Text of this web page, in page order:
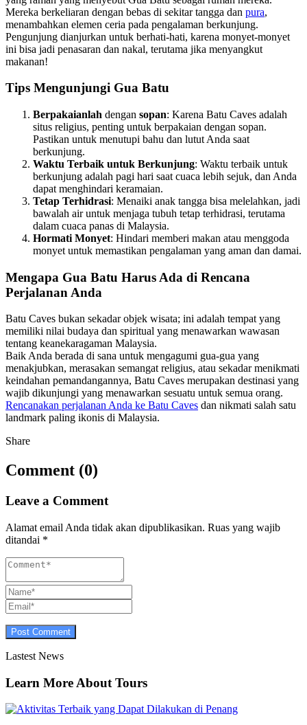
Mereka berkeliaran dengan bebas di sekitar tangga dan pura,
menambahkan elemen ceria pada pengalaman berkunjung.
Pengunjung dianjurkan untuk berhati-hati, karena monyet-monyet
ini bisa jadi penasaran dan nakal, terutama jika menyangkut
makanan!
Tips Mengunjungi Gua Batu
Berpakaianlah dengan sopan: Karena Batu Caves adalah
situs religius, penting untuk berpakaian dengan sopan.
Pastikan untuk menutupi bahu dan lutut Anda saat
berkunjung.
Waktu Terbaik untuk Berkunjung: Waktu terbaik untuk
berkunjung adalah pagi hari saat cuaca lebih sejuk, dan Anda
dapat menghindari keramaian.
Tetap Terhidrasi: Menaiki anak tangga bisa melelahkan, jadi
bawalah air untuk menjaga tubuh tetap terhidrasi, terutama
dalam cuaca panas di Malaysia.
Hormati Monyet: Hindari memberi makan atau menggoda
monyet untuk memastikan pengalaman yang aman dan damai.
Mengapa Gua Batu Harus Ada di Rencana
Perjalanan Anda
Batu Caves bukan sekadar objek wisata; ini adalah tempat yang
memiliki nilai budaya dan spiritual yang menawarkan wawasan
tentang keanekaragaman Malaysia.
Baik Anda berada di sana untuk mengagumi gua-gua yang
menakjubkan, merasakan semangat religius, atau sekadar menikmati
keindahan pemandangannya, Batu Caves merupakan destinasi yang
wajib dikunjungi yang menawarkan sesuatu untuk semua orang.
Rencanakan perjalanan Anda ke Batu Caves dan nikmati salah satu
landmark paling ikonis di Malaysia.
Share
Comment (0)
Leave a Comment
Alamat email Anda tidak akan dipublikasikan. Ruas yang wajib
ditandai *
Lastest News
Learn More About Tours